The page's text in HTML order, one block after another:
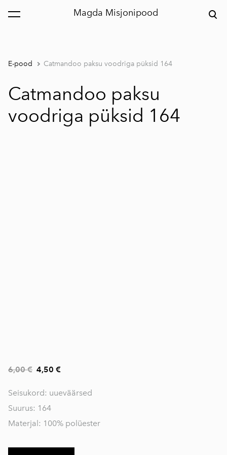
Magda Misjonipood
lisati ostukorvi. Vaata ostukorvi
E-pood Catmandoo paksu voodriga püksid 164
Catmandoo paksu
voodriga püksid 164
6,00 € 4,50 €
Seisukord: uueväärsed
Suurus: 164
Materjal: 100% polüester